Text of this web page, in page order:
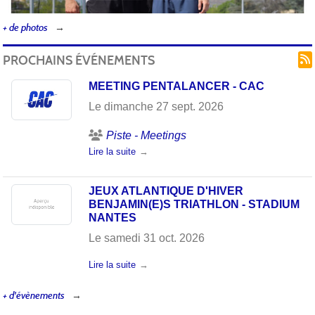
+ de photos
PROCHAINS ÉVÉNEMENTS
MEETING PENTALANCER - CAC
Le dimanche 27 sept. 2026
Piste - Meetings
Lire la suite
JEUX ATLANTIQUE D'HIVER
BENJAMIN(E)S TRIATHLON - STADIUM
NANTES
Le samedi 31 oct. 2026
Lire la suite
+ d'évènements